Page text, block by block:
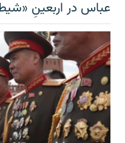
عباس در اربعینِ